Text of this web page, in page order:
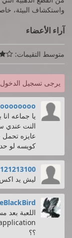
واستكشاف البيئة،
آراء الأعضاء
متوسط التقيمات:
يرجى تسجيل الدخول
عايزه تحمل
كويسه لو
ليش يد اكس بوكس 360 ماتشتغل
اللعبة بعد
؟؟